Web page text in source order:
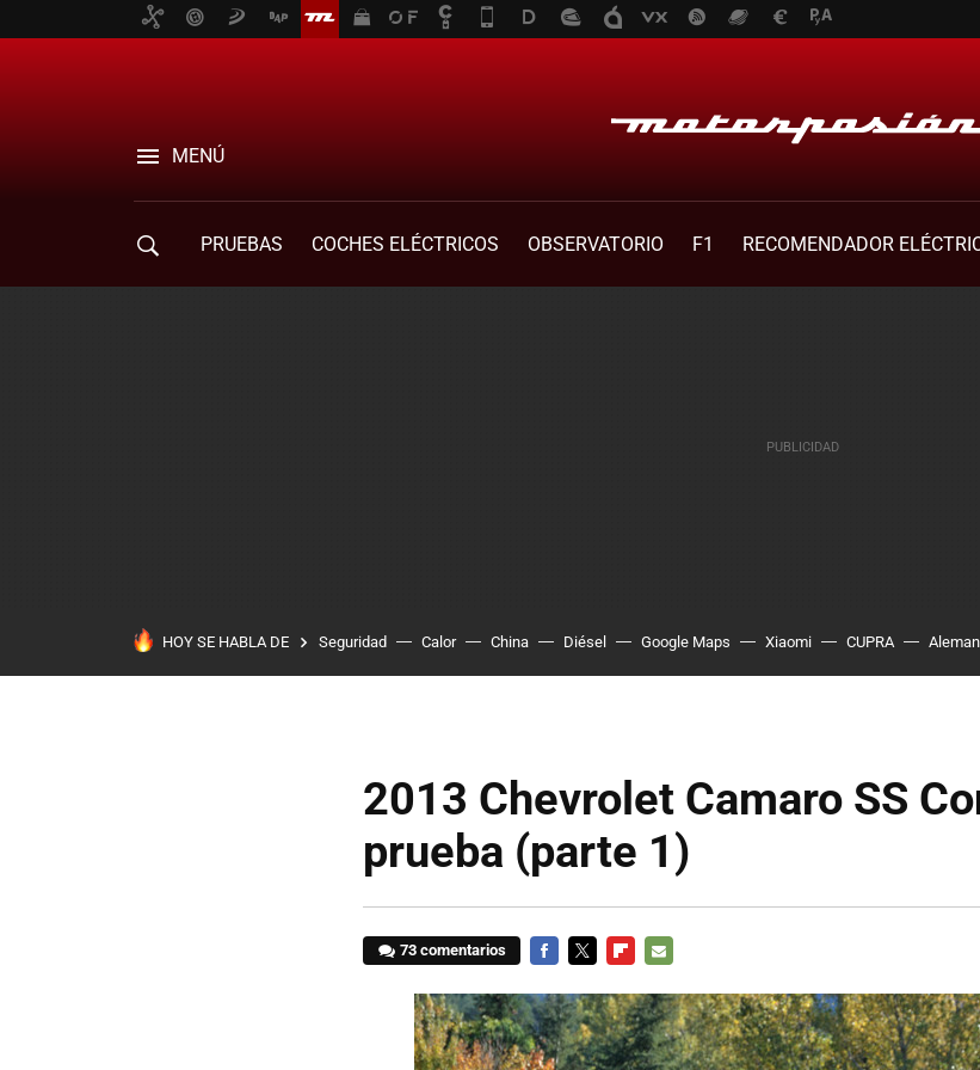
MENÚ
PRUEBAS COCHES ELÉCTRICOS OBSERVATORIO F1
RECOMENDADOR
HOY SE HABLA DE Seguridad Calor China Diésel Google Maps Xiaomi CUPRA
2013 Chevrolet Camaro SS
prueba (parte 1)
73 comentarios
MAIL